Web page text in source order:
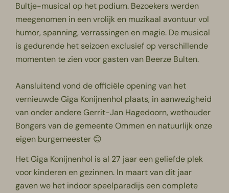
Bultje-musical op het podium. Bezoekers werden
meegenomen in een vrolijk en muzikaal avontuur vol
humor, spanning, verrassingen en magie. De musical
is gedurende het seizoen exclusief op verschillende
momenten te zien voor gasten van Beerze Bulten.
Aansluitend vond de officiële opening van het
vernieuwde Giga Konijnenhol plaats, in aanwezigheid
van onder andere Gerrit-Jan Hagedoorn, wethouder
Bongers van de gemeente Ommen en natuurlijk onze
eigen burgemeester 😊
Het Giga Konijnenhol is al 27 jaar een geliefde plek
voor kinderen en gezinnen. In maart van dit jaar
gaven we het indoor speelparadijs een complete